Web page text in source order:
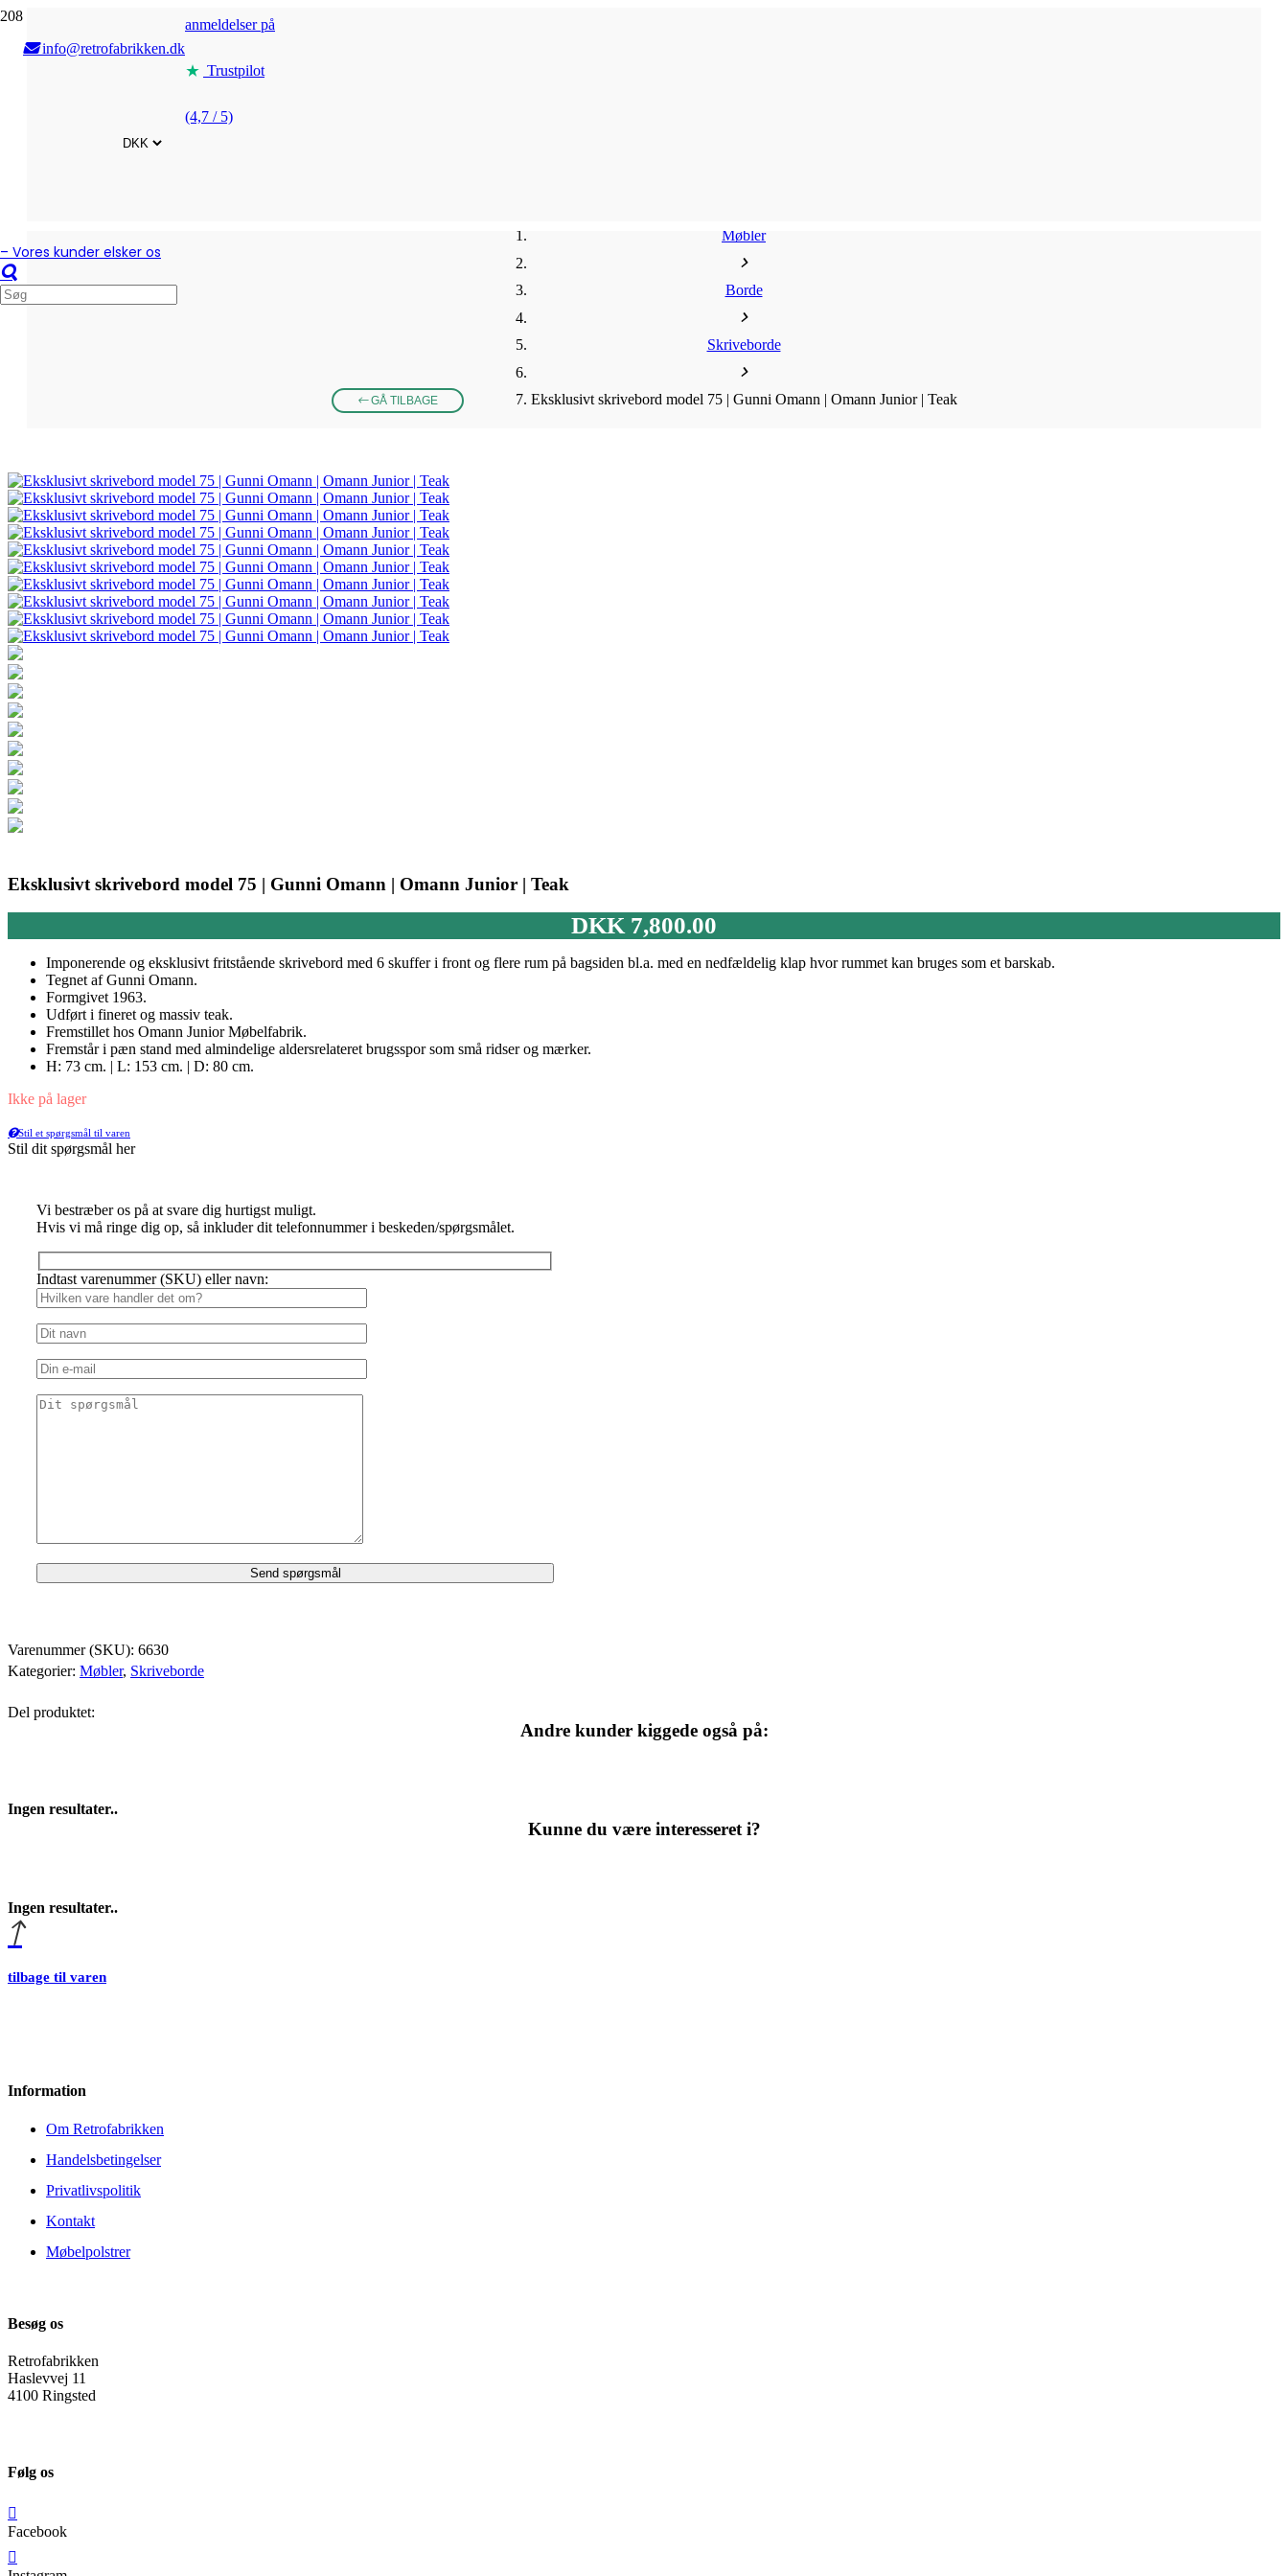
info@retrofabrikken.dk
anmeldelser på
Trustpilot
(4,7 / 5)
– Vores kunder elsker os
GÅ TILBAGE
Møbler
Borde
Skriveborde
Eksklusivt skrivebord model 75 | Gunni Omann | Omann Junior | Teak
Eksklusivt skrivebord model 75 | Gunni Omann | Omann Junior | Teak
DKK7,800.00
Imponerende og eksklusivt fritstående skrivebord med 6 skuffer i front og flere rum på bagsiden bl.a. med en nedfældelig klap hvor rummet kan bruges som et barskab.
Tegnet af Gunni Omann.
Formgivet 1963.
Udført i fineret og massiv teak.
Fremstillet hos Omann Junior Møbelfabrik.
Fremstår i pæn stand med almindelige aldersrelateret brugsspor som små ridser og mærker.
H: 73 cm. | L: 153 cm. | D: 80 cm.
Ikke på lager
Stil et spørgsmål til varen
Stil dit spørgsmål her
Vi bestræber os på at svare dig hurtigst muligt.
Hvis vi må ringe dig op, så inkluder dit telefonnummer i beskeden/spørgsmålet.
Indtast varenummer (SKU) eller navn:
Varenummer (SKU): 6630
Kategorier: Møbler, Skriveborde
Del produktet:
Andre kunder kiggede også på:
Ingen resultater..
Kunne du være interesseret i?
Ingen resultater..
tilbage til varen
Information
Om Retrofabrikken
Handelsbetingelser
Privatlivspolitik
Kontakt
Møbelpolstrer
Besøg os
Retrofabrikken
Haslevvej 11
4100 Ringsted
Følg os
Facebook